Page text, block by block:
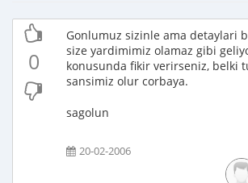
0
Gonlumuz sizinle ama detaylari
size yardimimiz olamaz gibi
konusunda fikir verirseniz, belki
sansimiz olur corbaya.
sagolun
20-02-2006